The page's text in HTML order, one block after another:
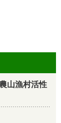
山漁村活性